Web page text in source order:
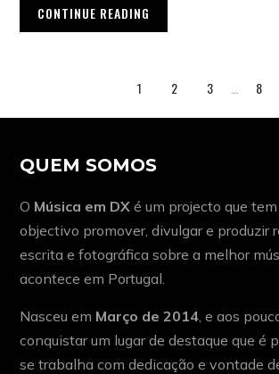
CONTINUE READING
1 2 3 8
QUEM SOMOS
O Música em DX é um projecto que
objectivo promover, divulgar e produzir
escrita e fotográfica sobre a melhor
acontece em Portugal.
Nasceu em Março de 2014 , e aos
conquistar um lugar de destaque que é
se trabalha com dedicação e vontade